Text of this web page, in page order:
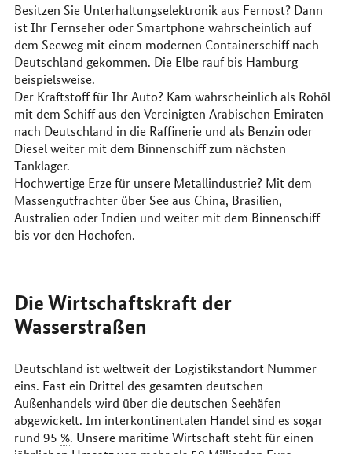
Besitzen Sie Unterhaltungselektronik aus Fernost? Dann
ist Ihr Fernseher oder Smartphone wahrscheinlich auf
dem Seeweg mit einem modernen Containerschiff nach
Deutschland gekommen. Die Elbe rauf bis Hamburg
beispielsweise.
Der Kraftstoff für Ihr Auto? Kam wahrscheinlich als Rohöl
mit dem Schiff aus den Vereinigten Arabischen Emiraten
nach Deutschland in die Raffinerie und als Benzin oder
Diesel weiter mit dem Binnenschiff zum nächsten
Tanklager.
Hochwertige Erze für unsere Metallindustrie? Mit dem
Massengutfrachter über See aus China, Brasilien,
Australien oder Indien und weiter mit dem Binnenschiff
bis vor den Hochofen.
Die Wirtschaftskraft der
Wasserstraßen
Deutschland ist weltweit der Logistikstandort Nummer
eins. Fast ein Drittel des gesamten deutschen
Außenhandels wird über die deutschen Seehäfen
abgewickelt. Im interkontinentalen Handel sind es sogar
rund 95 %. Unsere maritime Wirtschaft steht für einen